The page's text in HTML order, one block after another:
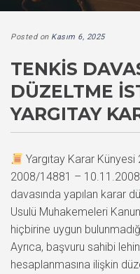
Posted on Kasım 6, 2025
TENKIS
DÜZELTME
YARGITAY
Yargıtay Karar
2008/14881 – 10.11.2008
davasında yapılan karar
Usulü Muhakemeleri
hiçbirine uygun
Ayrıca, başvuru sahibi
hesaplanmasına ilişkin